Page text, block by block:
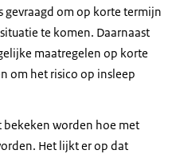
om op korte termijn
te komen. Daarnaast
maatregelen op korte
om het risico op insleep
worden hoe met
Het lijkt er op dat